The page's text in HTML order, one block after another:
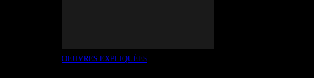
OEUVRES EXPLIQUÉES